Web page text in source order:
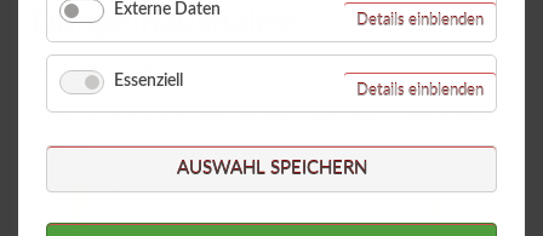
Externe Daten
Details einblendenfür
Externe
Daten
Essenziell
Details einblendenfür
AUSWAHL SPEICHERN
Doppelhaushälfte
10.01.2022 13:49
garantiert.